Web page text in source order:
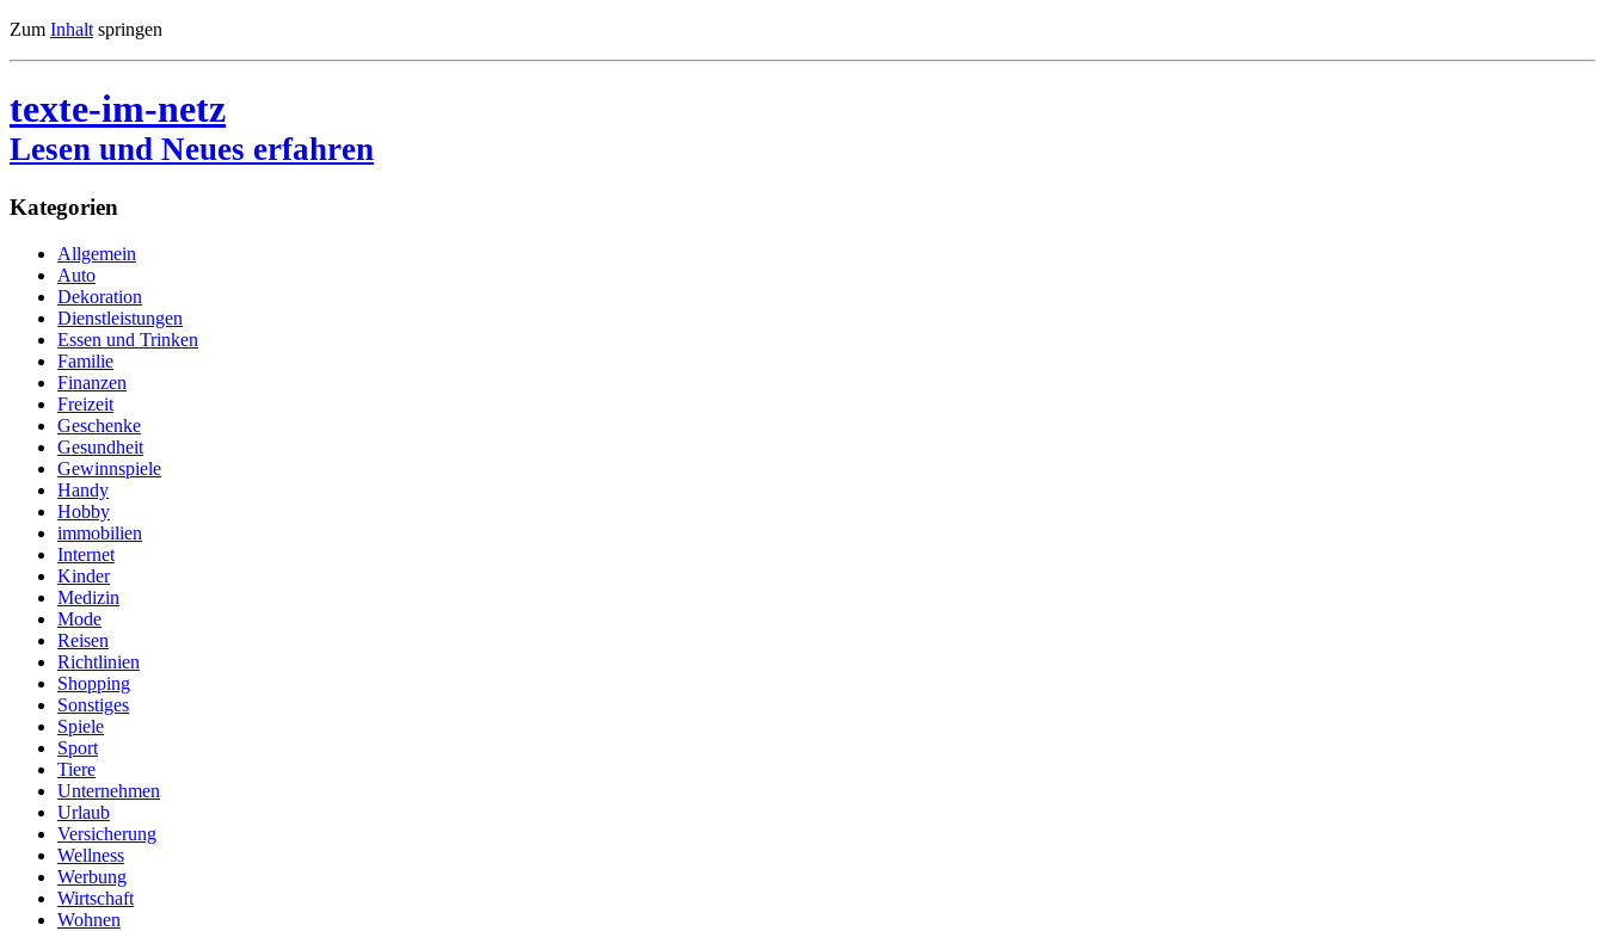
Zum Inhalt springen
texte-im-netz
Lesen und Neues erfahren
Kategorien
Allgemein
Auto
Dekoration
Dienstleistungen
Essen und Trinken
Familie
Finanzen
Freizeit
Geschenke
Gesundheit
Gewinnspiele
Handy
Hobby
immobilien
Internet
Kinder
Medizin
Mode
Reisen
Richtlinien
Shopping
Sonstiges
Spiele
Sport
Tiere
Unternehmen
Urlaub
Versicherung
Wellness
Werbung
Wirtschaft
Wohnen